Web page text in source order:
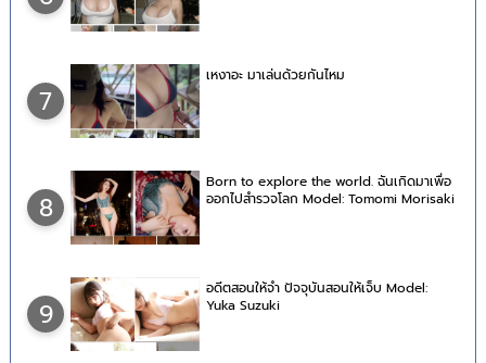
7
เหงาอะ มาเล่นด้วยกันไหม
8
Born to explore the world. ฉันเกิดมาเพื่อ
ออกไปสำรวจโลก Model: Tomomi Morisaki
9
อดีตสอนให้จำ ปัจจุบันสอนให้เจ็บ Model:
Yuka Suzuki